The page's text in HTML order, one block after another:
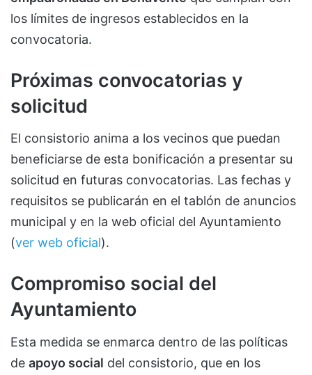
los límites de ingresos establecidos en la
convocatoria.
Próximas convocatorias y
solicitud
El consistorio anima a los vecinos que puedan
beneficiarse de esta bonificación a presentar su
solicitud en futuras convocatorias. Las fechas y
requisitos se publicarán en el tablón de anuncios
municipal y en la web oficial del Ayuntamiento
(ver web oficial).
Compromiso social del
Ayuntamiento
Esta medida se enmarca dentro de las políticas
de apoyo social del consistorio, que en los